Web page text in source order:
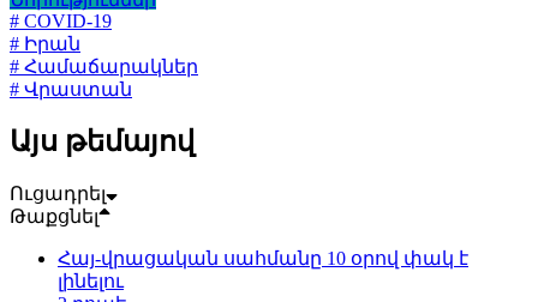
# COVID-19
# Իրան
# Համաճարակներ
# Վրաստան
Այս թեմայով
Ուցադրել
Թաքցնել
Հայ-վրացական սահմանը 10 օրով փակ է
լինելու